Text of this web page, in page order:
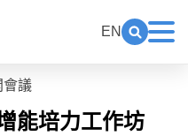
EN
會議
能培力工作坊